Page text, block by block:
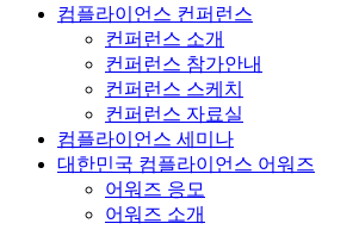
컴플라이언스 컨퍼런스
컨퍼런스 소개
컨퍼런스 참가안내
컨퍼런스 스케치
컨퍼런스 자료실
컴플라이언스 세미나
대한민국 컴플라이언스 어워즈
어워즈 응모
어워즈 소개